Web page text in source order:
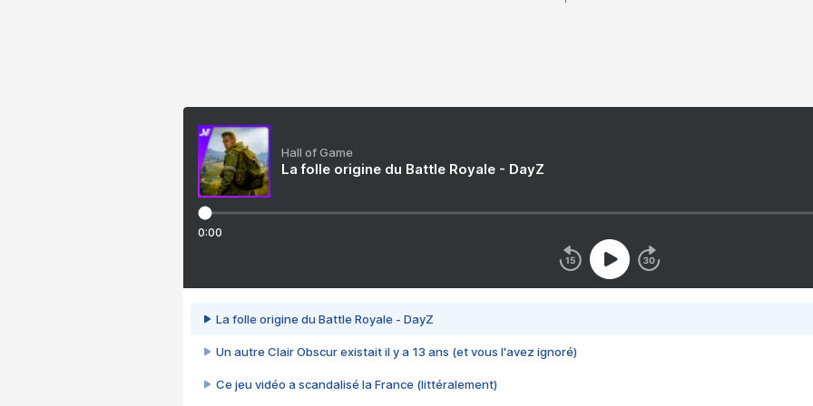
Hall of Game
La folle origine du Battle Royale - DayZ
0:00
La folle origine du Battle Royale - DayZ
Un autre Clair Obscur existait il y a 13 ans (et vous l'avez ignoré)
Ce jeu vidéo a scandalisé la France (littéralement)